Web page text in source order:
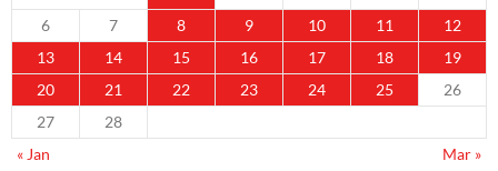
6
7 8 9 10 11
12
13
14 15 16 17 18
19
20
21 22 23 24 25
26
27
28
« Jan
Mar »